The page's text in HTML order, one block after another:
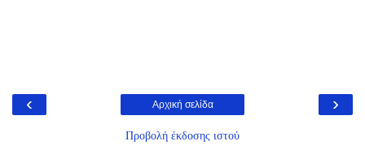
‹ ›
Αρχική σελίδα
Προβολή έκδοσης ιστού